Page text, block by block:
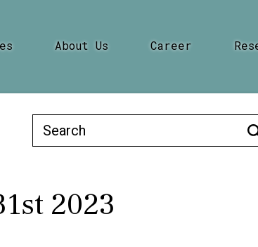
About Us Career
Search
for:
2023